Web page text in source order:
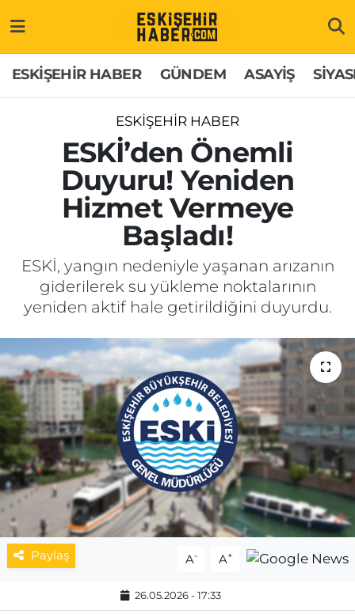
ESKİŞEHİR HABER GÜNDEM ASAYİŞ
ESKİŞEHİR HABER
ESKİ’den Önemli
Duyuru! Yeniden
Hizmet Vermeye
Başladı!
ESKİ, yangın nedeniyle yaşanan arızanın
giderilerek su yükleme noktalarının
yeniden aktif hale getirildiğini duyurdu.
Paylaş A- A+
26.05.2026 - 17:33
GÜNDEM
ASAYİŞ
SİYASET
EKONOMİ
SAĞLIK
EĞİTİM
SPOR
MAGAZİN
ESKİŞEHİRSPOR
Hakkımızda
İletişim
Künye
Odunpazarı Trafik Yoğunluk Haritası
Süper Lig Puan Durumu ve Fikstür
Tüm Manşetler
Son Dakika Haberleri
Haber Arşivi